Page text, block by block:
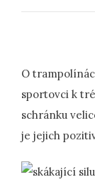
O
sportovci k
schránku
je jejich